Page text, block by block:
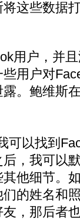
这些数据
用户，并
用户对
。鲍维斯
以找到
，我可以
他细节。
的姓名和
，那后者